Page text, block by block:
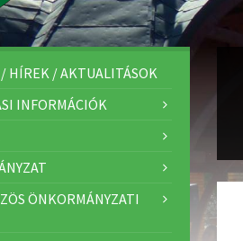
HÍREK / AKTUALITÁSOK
INFORMÁCIÓK
ÖNKORMÁNYZATI